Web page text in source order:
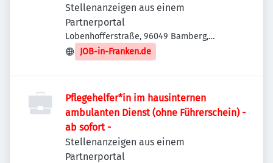
Stellenanzeigen aus einem
Partnerportal
Lobenhofferstraße, 96049 Bamberg,
Deutschland
JOB-in-Franken.de
Pflegehelfer*in im hausinternen
ambulanten Dienst (ohne Führerschein) -
ab sofort -
Stellenanzeigen aus einem
Partnerportal